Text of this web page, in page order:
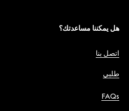
هل يمكننا مساعدتك؟
اتصل بنا
طلبي
FAQs